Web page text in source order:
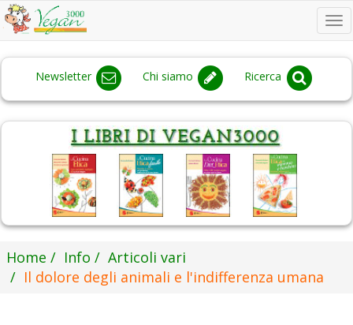
Newsletter Chi siamo Ricerca
Home Info
Articoli vari
Il dolore degli animali e l'indifferenza umana